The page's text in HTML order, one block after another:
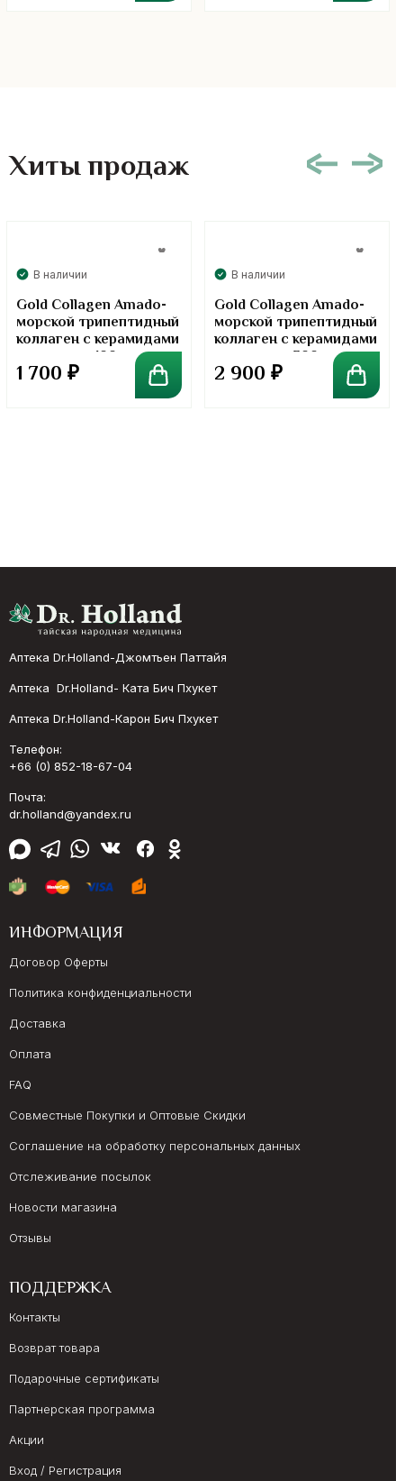
Хиты продаж
В наличии
Gold Collagen Amado-
морской трипептидный
коллаген с керамидами
в порошке. 100 грамм
1 700 ₽
В наличии
Gold Collagen Amado-
морской трипептидный
коллаген с керамидами
в порошке. 300 грамм
2 900 ₽
Аптека Dr.Holland-Джомтьен Паттайя
Аптека Dr.Holland- Ката Бич Пхукет
Аптека Dr.Holland-Карон Бич Пхукет
Телефон:
+66 (0) 852-18-67-04
Почта:
dr.holland@yandex.ru
ИНФОРМАЦИЯ
Договор Оферты
Политика конфиденциальности
Доставка
Оплата
FAQ
Совместные Покупки и Оптовые Скидки
Соглашение на обработку персональных данных
Отслеживание посылок
Новости магазина
Отзывы
ПОДДЕРЖКА
Контакты
Возврат товара
Подарочные сертификаты
Партнерская программа
Акции
Вход / Регистрация